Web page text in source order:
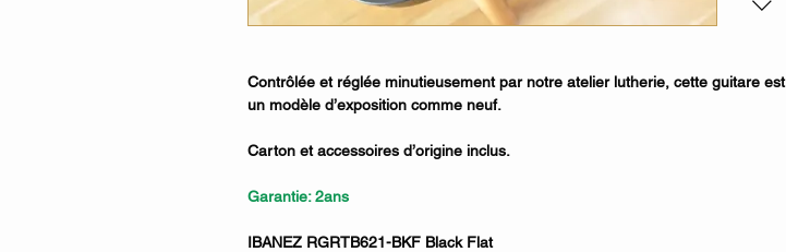
Contrôlée et réglée minutieusement par notre atelier lutherie, cette guitare est
un modèle d’exposition comme neuf.
Carton et accessoires d’origine inclus.
Garantie: 2ans
IBANEZ RGRTB621-BKF Black Flat